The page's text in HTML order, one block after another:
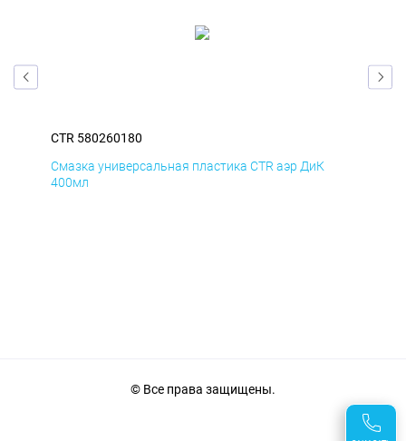
CTR 580260180
Смазка универсальная пластика CTR аэр ДиК
400мл
© Все права защищены.